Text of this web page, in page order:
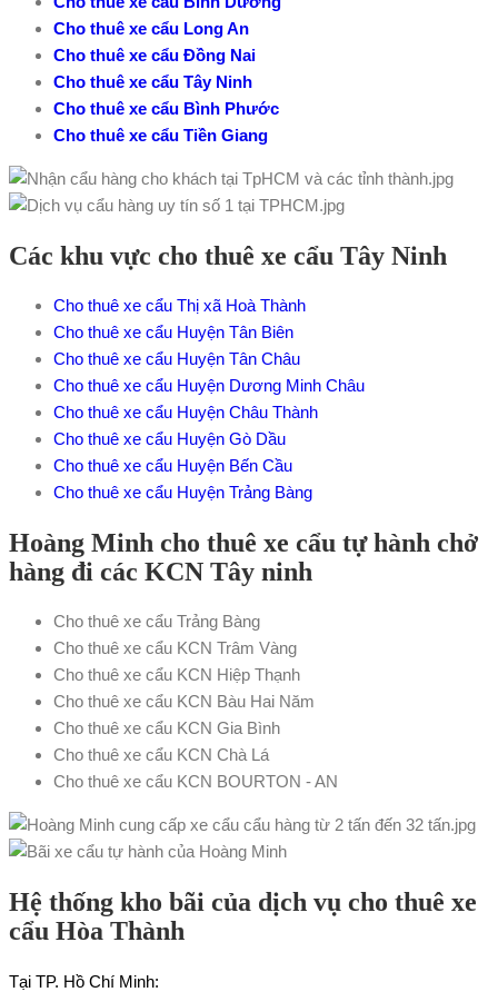
Cho thuê xe cẩu Long An
Cho thuê xe cẩu Đồng Nai
Cho thuê xe cẩu Tây Ninh
Cho thuê xe cẩu Bình Phước
Cho thuê xe cẩu Tiền Giang
Các khu vực cho thuê xe cẩu Tây Ninh
Cho thuê xe cẩu Thị xã Hoà Thành
Cho thuê xe cẩu Huyện Tân Biên
Cho thuê xe cẩu Huyện Tân Châu
Cho thuê xe cẩu Huyện Dương Minh Châu
Cho thuê xe cẩu Huyện Châu Thành
Cho thuê xe cẩu Huyện Gò Dầu
Cho thuê xe cẩu Huyện Bến Cầu
Cho thuê xe cẩu Huyện Trảng Bàng
Hoàng Minh cho thuê xe cẩu tự hành chở
hàng đi các KCN Tây ninh
Cho thuê xe cẩu Trảng Bàng
Cho thuê xe cẩu KCN Trâm Vàng
Cho thuê xe cẩu KCN Hiệp Thạnh
Cho thuê xe cẩu KCN Bàu Hai Năm
Cho thuê xe cẩu KCN Gia Bình
Cho thuê xe cẩu KCN Chà Lá
Cho thuê xe cẩu KCN BOURTON - AN
Hệ thống kho bãi của dịch vụ cho thuê xe
cẩu Hòa Thành
Tại TP. Hồ Chí Minh: